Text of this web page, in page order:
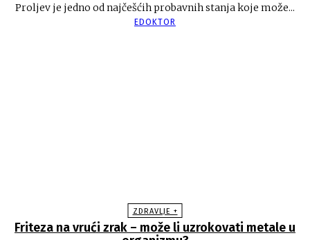
Proljev je jedno od najčešćih probavnih stanja koje može...
EDOKTOR
ZDRAVLJE +
Friteza na vrući zrak – može li uzrokovati metale u